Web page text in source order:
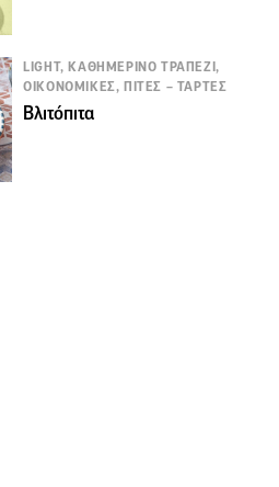
LIGHT, ΚΑΘΗΜΕΡΙΝΟ ΤΡΑΠΕΖΙ,
ΟΙΚΟΝΟΜΙΚΕΣ, ΠΙΤΕΣ – ΤΑΡΤΕΣ
Βλιτόπιτα